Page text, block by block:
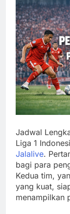
Jadwal
Liga 1
Jalalive.
bagi para
Kedua tim,
yang kuat,
menampilkan